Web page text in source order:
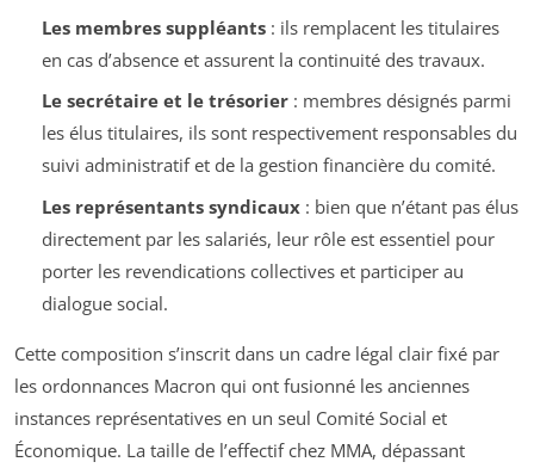
Les membres suppléants: ils remplacent les titulaires
en cas d’absence et assurent la continuité des travaux.
Le secrétaire et le trésorier: membres désignés parmi
les élus titulaires, ils sont respectivement responsables du
suivi administratif et de la gestion financière du comité.
Les représentants syndicaux: bien que n’étant pas élus
directement par les salariés, leur rôle est essentiel pour
porter les revendications collectives et participer au
dialogue social.
Cette composition s’inscrit dans un cadre légal clair fixé par
les ordonnances Macron qui ont fusionné les anciennes
instances représentatives en un seul Comité Social et
Économique. La taille de l’effectif chez MMA, dépassant